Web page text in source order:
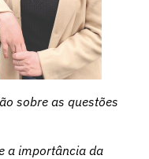
sobre as questões
a importância da